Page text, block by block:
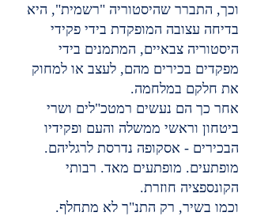
וכך, התברר שהיסטוריה "רשמית", היא
בדיחה עצובה המופקדת בידי פקידי
היסטוריה צבאיים, המתמנים בידי
מפקדים בכירים מהם, לעצב או למחוק
את חלקם במלחמה.
אחר כך הם נעשים רמטכ"לים ושרי
ביטחון וראשי ממשלה והעם ופקידיו
הבכירים - אסקופה נדרסת לרגליהם.
מופתעים. מופתעים מאד. רבותי
הקונספציה חוזרת.
וכמו בשיר, רק התנ"ך לא מתחלף.